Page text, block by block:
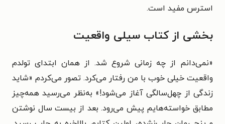
استرس مفید است.
بخشی از کتاب سیلی واقعیت
«نمی‌دانم از چه زمانی شروع شد. از همان ابتدای تولدم
واقعیت خیلی خوب با من رفتار می‌کرد. تصور می‌کردم «شاید
زندگی از چهل‌سالگی آغاز می‌شود!» به‌نظر می‌رسید همه‌چیز
مطابق خواسته‌هایم پیش می‌رود. بعد از بیست سال نوشتن